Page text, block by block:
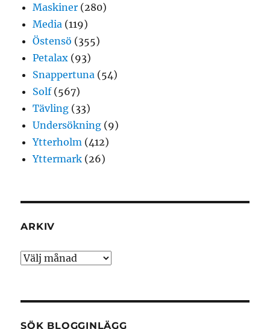
Maskiner (280)
Media (119)
Östensö (355)
Petalax (93)
Snappertuna (54)
Solf(567)
Tävling (33)
Undersökning (9)
Ytterholm (412)
Yttermark (26)
ARKIV
Arkiv
SÖK BLOGGINLÄGG